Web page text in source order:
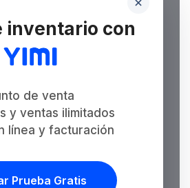
inventario con
de venta
y ventas ilimitados
línea y facturación
Prueba Gratis